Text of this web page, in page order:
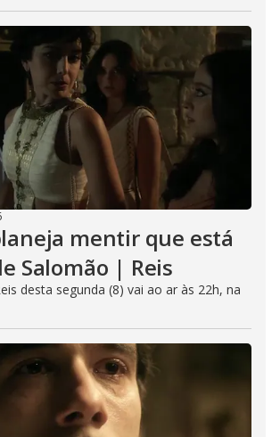
mentir que está
Salomão | Reis
desta segunda (8) vai ao ar às 22h, na